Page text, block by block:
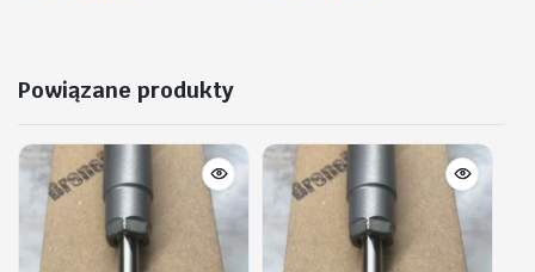
Powiązane produkty